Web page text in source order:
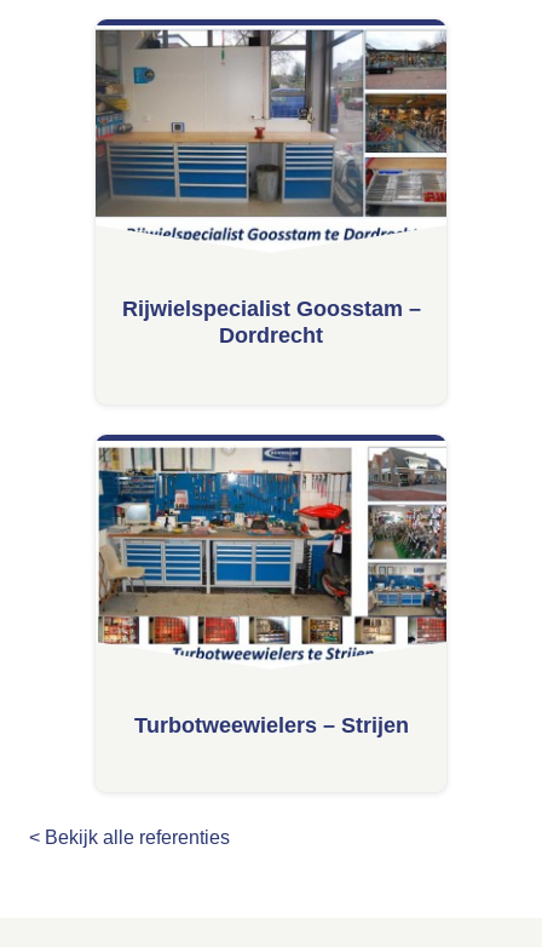
Rijwielspecialist Goosstam –
Dordrecht
Turbotweewielers – Strijen
< Bekijk alle referenties